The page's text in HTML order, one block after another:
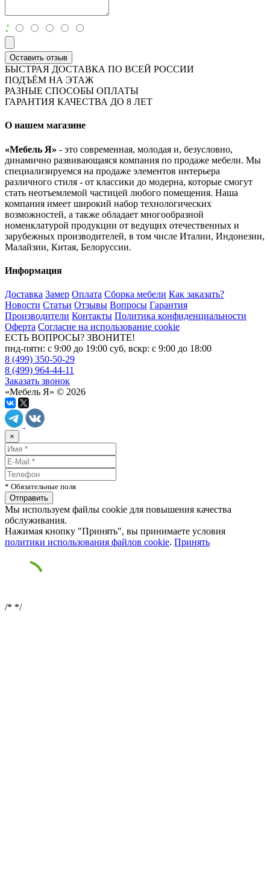
:
Оставить отзыв
БЫСТРАЯ ДОСТАВКА ПО ВСЕЙ РОССИИ
ПОДЪЁМ НА ЭТАЖ
РАЗНЫЕ СПОСОБЫ ОПЛАТЫ
ГАРАНТИЯ КАЧЕСТВА ДО 8 ЛЕТ
О нашем магазине
«Мебель Я» - это современная, молодая и, безусловно,
динамично развивающаяся компания по продаже мебели. Мы
специализируемся на продаже элементов интерьера
различного стиля - от классики до модерна, которые смогут
стать неотъемлемой частицей любого помещения. Наша
компания имеет широкий набор технологических
возможностей, а также обладает многообразной
номенклатурой продукции от ведущих отечественных и
зарубежных производителей, в том числе Италии, Индонезии,
Малайзии, Китая, Белоруссии.
Информация
Доставка Замер Оплата Сборка мебели Как заказать?
Новости Статьи Отзывы Вопросы Гарантия
Производители Контакты Политика конфиденциальности
Оферта Согласие на использование cookie
ЕСТЬ ВОПРОСЫ? ЗВОНИТЕ!
пнд-пятн: с 9:00 до 19:00 суб, вскр: с 9:00 до 18:00
8 (499) 350-50-29
8 (499) 964-44-11
Заказать звонок
«Мебель Я» © 2026
×
* Обязательные поля
Мы используем файлы cookie для повышения качества
обслуживания.
Нажимая кнопку "Принять", вы принимаете условия
политики использования файлов cookie. Принять
/* */